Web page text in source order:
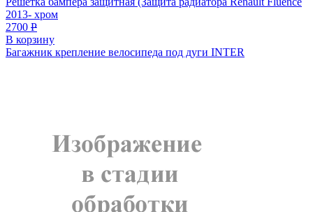
2013- хром
2700 Р
В корзину
Багажник крепление велосипеда под дуги INTER